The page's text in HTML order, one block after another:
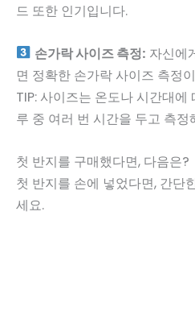
드 또한 인기입니다.
손가락 사이즈 측정: 자신에
면 정확한 손가락 사이즈 측정
TIP: 사이즈는 온도나 시간대에
루 중 여러 번 시간을 두고 측정
첫 반지를 구매했다면, 다음은?
첫 반지를 손에 넣었다면, 간단
세요.